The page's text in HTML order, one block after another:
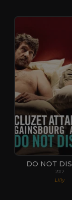
DO NOT
2012
Lilly